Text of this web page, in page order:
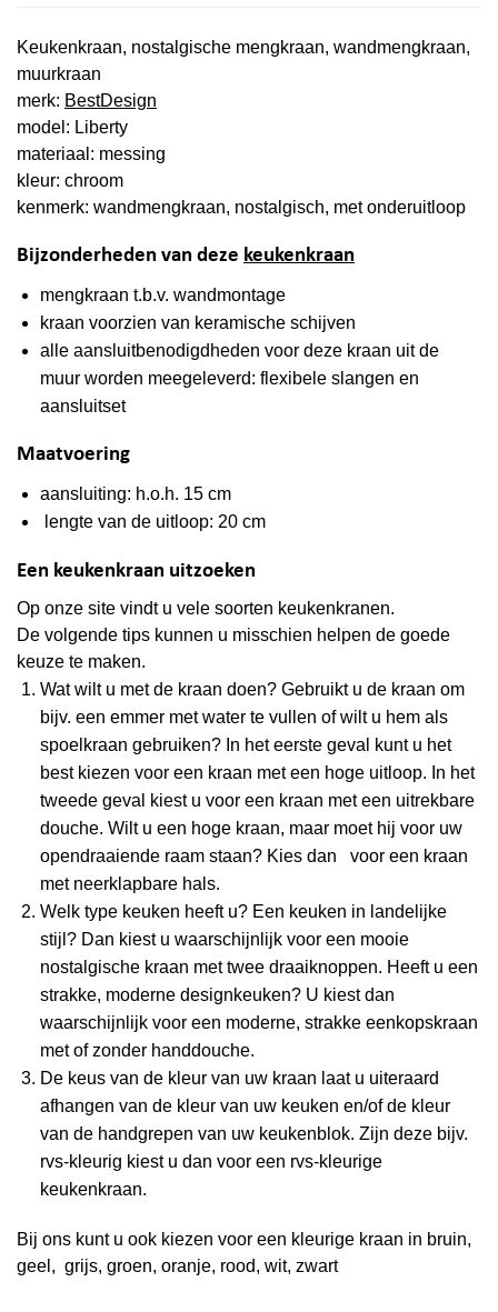
Keukenkraan, nostalgische mengkraan, wandmengkraan,
muurkraan
merk: BestDesign
model: Liberty
materiaal: messing
kleur: chroom
kenmerk: wandmengkraan, nostalgisch, met onderuitloop
Bijzonderheden van deze keukenkraan
mengkraan t.b.v. wandmontage
kraan voorzien van keramische schijven
alle aansluitbenodigdheden voor deze kraan uit de
muur worden meegeleverd: flexibele slangen en
aansluitset
Maatvoering
aansluiting: h.o.h. 15 cm
lengte van de uitloop: 20 cm
Een keukenkraan uitzoeken
Op onze site vindt u vele soorten keukenkranen.
De volgende tips kunnen u misschien helpen de goede
keuze te maken.
Wat wilt u met de kraan doen? Gebruikt u de kraan om
bijv. een emmer met water te vullen of wilt u hem als
spoelkraan gebruiken? In het eerste geval kunt u het
best kiezen voor een kraan met een hoge uitloop. In het
tweede geval kiest u voor een kraan met een uitrekbare
douche. Wilt u een hoge kraan, maar moet hij voor uw
opendraaiende raam staan? Kies dan voor een kraan
met neerklapbare hals.
Welk type keuken heeft u? Een keuken in landelijke
stijl? Dan kiest u waarschijnlijk voor een mooie
nostalgische kraan met twee draaiknoppen. Heeft u een
strakke, moderne designkeuken? U kiest dan
waarschijnlijk voor een moderne, strakke eenkopskraan
met of zonder handdouche.
De keus van de kleur van uw kraan laat u uiteraard
afhangen van de kleur van uw keuken en/of de kleur
van de handgrepen van uw keukenblok. Zijn deze bijv.
rvs-kleurig kiest u dan voor een rvs-kleurige
keukenkraan.
Bij ons kunt u ook kiezen voor een kleurige kraan in bruin,
geel, grijs, groen, oranje, rood, wit, zwart